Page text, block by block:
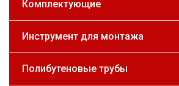
Комплектующие
Инструмент для монтажа
Полибутеновые трубы